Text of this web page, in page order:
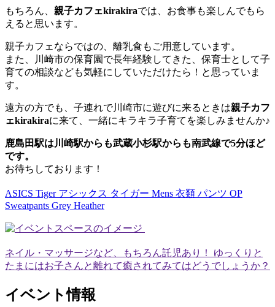
もちろん、 親子カフェkirakiraでは、お食事も楽しんでもら
えると思います。
親子カフェならではの、離乳食もご用意しています。
また、川崎市の保育園で長年経験してきた、保育士として子
育ての相談なども気軽にしていただけたら！と思っていま
す。
遠方の方でも、子連れで川崎市に遊びに来るときは親子カフ
ェkirakiraに来て、一緒にキラキラ子育てを楽しみませんか♪
鹿島田駅は川崎駅からも武蔵小杉駅からも南武線で5分ほど
です。
お待ちしております！
ASICS Tiger アシックス タイガー Mens 衣類 パンツ OP
Sweatpants Grey Heather
ネイル・マッサージなど、もちろん託児あり！ ゆっくりと
たまにはお子さんと離れて癒されてみてはどうでしょうか？
イベント情報